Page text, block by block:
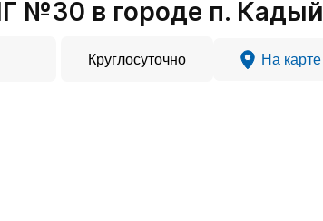
№30 в городе п. Кадый
Круглосуточно На карте